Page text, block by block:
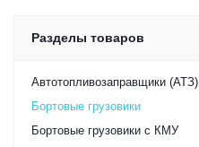
Разделы товаров
Автотопливозаправщики (АТЗ)
Бортовые грузовики
Бортовые грузовики с КМУ